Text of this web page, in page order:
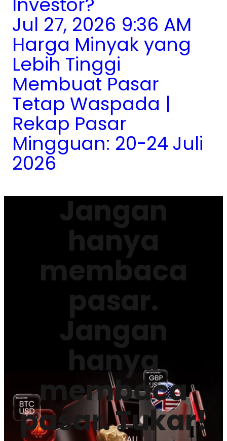
Jul 27, 2026 9:36 AM
Harga Minyak yang
Lebih Tinggi
Membuat Pasar
Tetap Waspada |
Rekap Pasar
Mingguan: 20-24 Juli
2026
Jangan
hanya
membaca
pasar.
Jangan
hanya
membaca
pasar. Tukar!